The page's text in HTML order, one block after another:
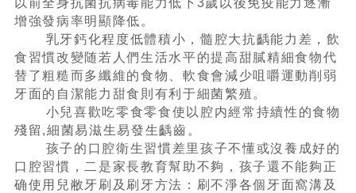
以前全身抗菌抗病毒能力低下3歲以後免疫能力逐漸
增強發病率明顯降低。
乳牙鈣化程度低體積小，髓腔大抗齲能力差，飲
食習慣改變随若人們生活水平的提高甜膩精細食物代
替了粗糙而多纖維的食物、軟食會減少咀嚼運動削弱
牙面的自潔能力甜食則有利于細菌繁殖。
小兒喜歡吃零食零食使以腔内經常持續性的食物
殘留,細菌易滋生易發生齲齒。
孩子的口腔衛生習慣差里孩子不懂或沒養成好的
口腔習慣，二是家長教育幫助不夠，孩子還不能夠正
确使用兒敝牙刷及刷牙方法：刷不淨各個牙面窩溝及